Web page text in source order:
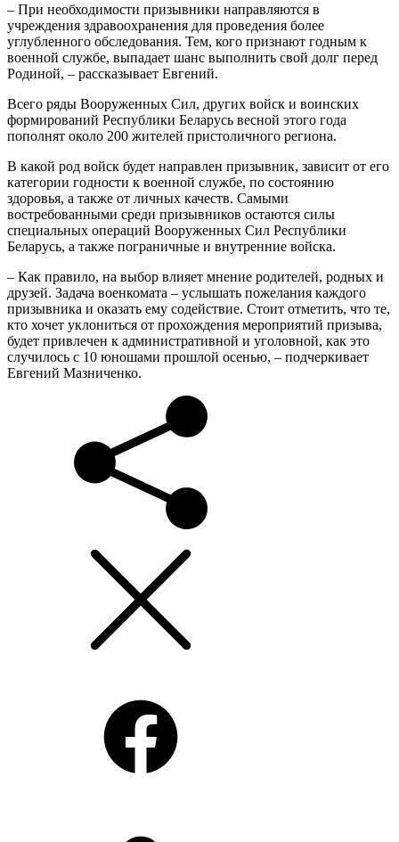
– При необходимости призывники направляются в
учреждения здравоохранения для проведения более
углубленного обследования. Тем, кого признают годным к
военной службе, выпадает шанс выполнить свой долг перед
Родиной, – рассказывает Евгений.
Всего ряды Вооруженных Сил, других войск и воинских
формирований Республики Беларусь весной этого года
пополнят около 200 жителей пристоличного региона.
В какой род войск будет направлен призывник, зависит от его
категории годности к военной службе, по состоянию
здоровья, а также от личных качеств. Самыми
востребованными среди призывников остаются силы
специальных операций Вооруженных Сил Республики
Беларусь, а также пограничные и внутренние войска.
– Как правило, на выбор влияет мнение родителей, родных и
друзей. Задача военкомата – услышать пожелания каждого
призывника и оказать ему содействие. Стоит отметить, что те,
кто хочет уклониться от прохождения мероприятий призыва,
будет привлечен к административной и уголовной, как это
случилось с 10 юношами прошлой осенью, – подчеркивает
Евгений Мазниченко.